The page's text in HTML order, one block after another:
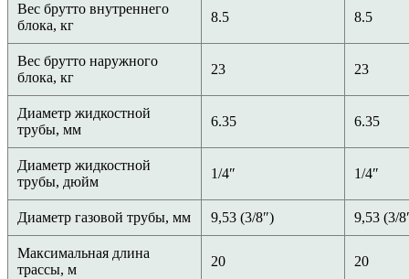
Вес брутто внутреннего
блока, кг
8.5 8.5
Вес брутто наружного
блока, кг
23 23
Диаметр жидкостной
трубы, мм
6.35 6.35
Диаметр жидкостной
трубы, дюйм
1/4″ 1/4″
Диаметр газовой трубы, мм 9,53 (3/8″) 9,53 (3/
Максимальная длина
трассы, м
20 20